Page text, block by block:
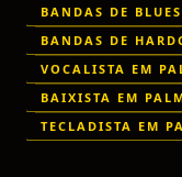
BANDAS DE
BANDAS DE
VOCALISTA EM
BAIXISTA EM
TECLADISTA EM